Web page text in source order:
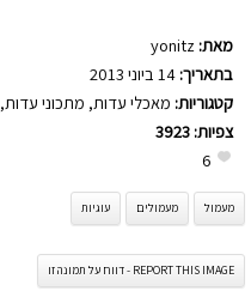
מאת: yonitz
בתאריך:
קטגוריות: מאכלי עדות, מתכוני עדות,
צפיות: 3923
6
מעמול מעמולים עוגיות
REPORT THIS IMAGE - דווח על תמונה זו